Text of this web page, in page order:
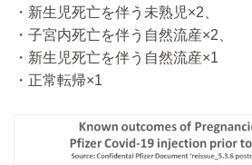
・新生児死亡を伴う未熟児×2、
・子宮内死亡を伴う自然流産×2、
・新生児死亡を伴う自然流産×1
・正常転帰×1